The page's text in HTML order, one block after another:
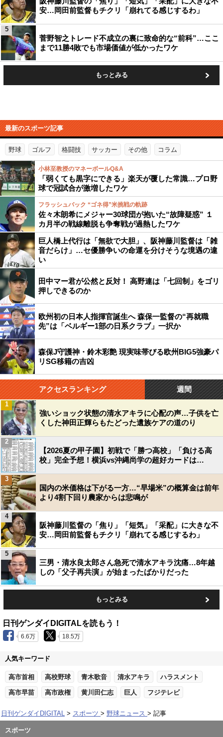
安…岡田前監督もチクリ「崩れてる感じするわ」
菅野智之トレード不成立の裏に致命的な“前科”…ここ
まで11勝4敗でも市場価値が低かったワケ
5
もっとみる
最新のスポーツ記事
野球 ゴルフ 格闘技 サッカー その他 コラム
小林至教授のマネーボールQ&A
「弱くても黒字にできる」楽天が覆した常識…プロ野
球で冠試合が激増したワケ
フラッシュバック “ゴネ得”米挑戦の軌跡
佐々木朗希にメジャー30球団が抱いた“故障疑惑” １
カ月半の戦線離脱も争奪戦が過熱したワケ
巨人橋上代行は「無欲で大胆」、阪神藤川監督は「雑
音だらけ」…セ優勝争いの命運を分けそうな境遇の違
い
田中マー君が公然と反対！ 高野連は「七回制」をゴリ
押しできるのか
欧州初の日本人指揮官誕生へ 森保一監督の“再就職
先”は「ベルギー1部の日系クラブ」一択か
森保J守護神・鈴木彩艶 現実味帯びる欧州BIG5強豪パ
リSG移籍の吉凶
アクセスランキング 週間
強いショック状態の清水アキラに心配の声…子供を亡
くした神田正輝らもたどった遺族ケアの道のり
1
【2026夏の甲子園】初戦で「勝つ高校」「負ける高
校」完全予想！横浜vs沖縄尚学の超好カードは…
2
国内の米価格は下がる一方…“早場米”の概算金は前年
より4割下回り農家からは悲鳴が
3
阪神藤川監督の「焦り」「短気」「采配」に大きな不
安…岡田前監督もチクリ「崩れてる感じするわ」
4
三男・清水良太郎さん急死で清水アキラ沈痛…8年越
しの「父子再共演」が始まったばかりだった
5
もっとみる
日刊ゲンダイDIGITALを読もう！
6.6万 18.5万
人気キーワード
高市首相 高校野球 青木歌音 清水アキラ ハラスメント
高市早苗 高市政権 黄川田仁志 巨人 フジテレビ
日刊ゲンダイDIGITAL スポーツ 野球ニュース 記事
スポーツ